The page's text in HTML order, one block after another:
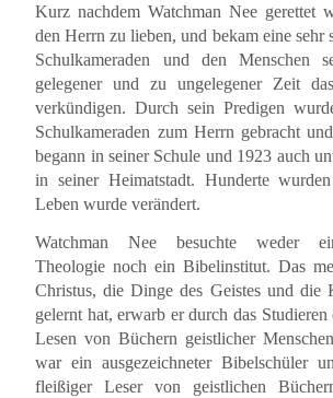
Kurz nachdem Watchman Nee gerettet
den Herrn zu lieben, und bekam eine sehr
Schulkameraden und den Menschen
gelegener und zu ungelegener Zeit
verkündigen. Durch sein Predigen
Schulkameraden zum Herrn gebracht
begann in seiner Schule und 1923 auch
in seiner Heimatstadt. Hunderte
Leben wurde verändert.
Watchman Nee besuchte weder
Theologie noch ein Bibelinstitut. Das
Christus, die Dinge des Geistes und die
gelernt hat, erwarb er durch das
Lesen von Büchern geistlicher
war ein ausgezeichneter Bibelschüler
fleißiger Leser von geistlichen